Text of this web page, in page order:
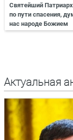
Святейший
по пути спасения,
нас народе Божием
Актуальная